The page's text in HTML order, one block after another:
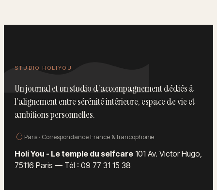
STUDIO HOLIYOU
Un journal et un studio d'accompagnement dédiés à
l'alignement entre sérénité intérieure, espace de vie et
ambitions personnelles.
Paris · Correspondance France & francophonie
Holi You - Le temple du selfcare 101 Av. Victor Hugo,
75116 Paris — Tél : 09 77 31 15 38